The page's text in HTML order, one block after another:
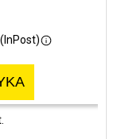
(InPost)